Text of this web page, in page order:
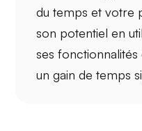
du temps et votre
son potentiel en
ses
un gain de temps